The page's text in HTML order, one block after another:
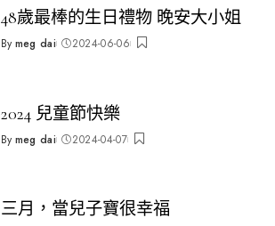
48歲最棒的生日禮物 晚安大小姐
Posted
By meg dai 2024-06-06
2024 兒童節快樂
Posted
By meg dai 2024-04-07
三月，當兒子寶很幸福